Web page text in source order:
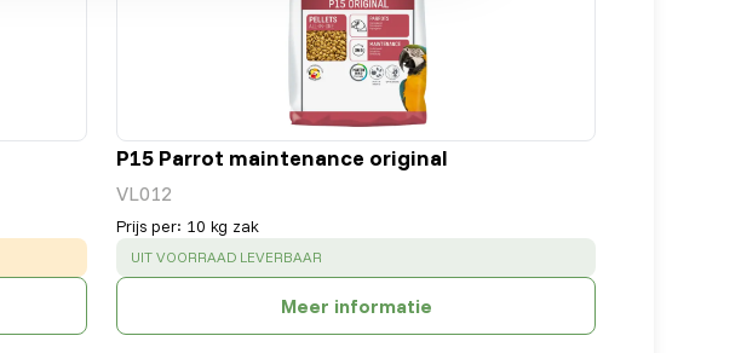
P15 Parrot maintenance original
VL012
Prijs per: 10 kg zak
SUCCESS:
UIT VOORRAAD LEVERBAAR
Meer informatie